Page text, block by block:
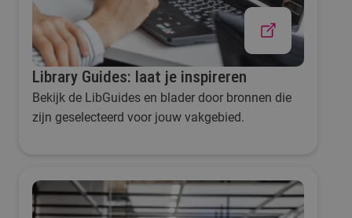
Library Guides: laat je inspireren
Bekijk de LibGuides en blader door bronnen die
zijn geselecteerd voor jouw vakgebied.